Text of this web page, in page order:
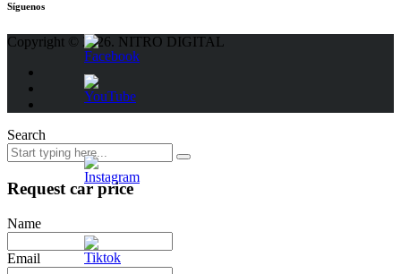
Síguenos
Copyright © 2026. NITRO DIGITAL
Search
Request car price
Name
Email